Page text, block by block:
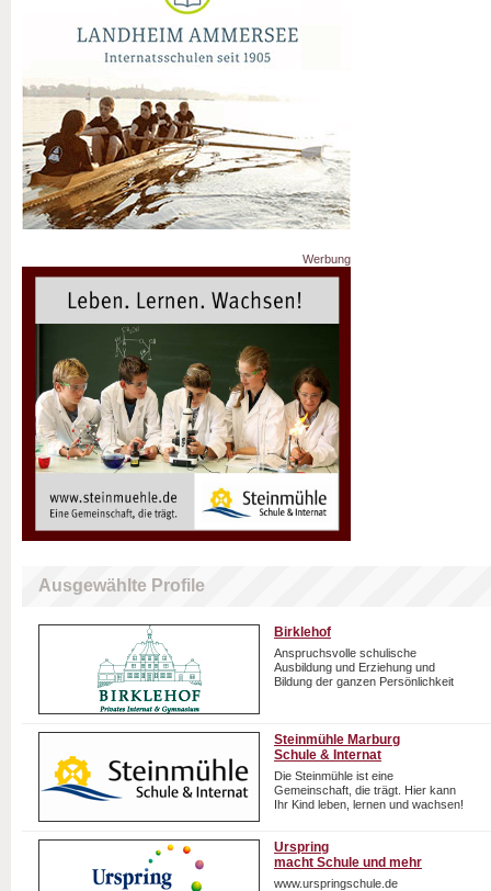
Werbung
Ausgewählte Profile
Birklehof
Anspruchsvolle schulische
Ausbildung und Erziehung und
Bildung der ganzen Persönlichkeit
Steinmühle Marburg
Schule & Internat
Die Steinmühle ist eine
Gemeinschaft, die trägt. Hier kann
Ihr Kind leben, lernen und wachsen!
Urspring
macht Schule und mehr
www.urspringschule.de